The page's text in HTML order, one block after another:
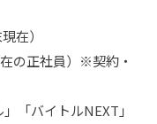
在）
の正社員）※契約・
「バイトルNEXT」